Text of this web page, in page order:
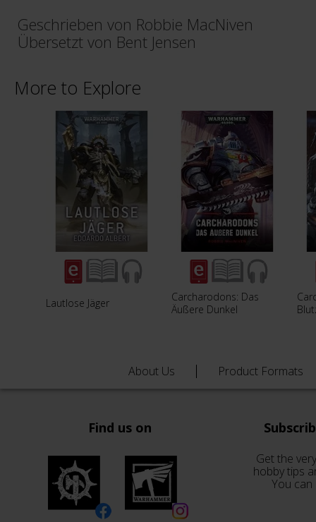
Geschrieben von Robbie MacNiven
Übersetzt von Bent Jensen
More to Explore
Lautlose Jäger
Carcharodons: Das
Äußere Dunkel
About Us Product Formats
Find us on
Get the
hobby tips
You